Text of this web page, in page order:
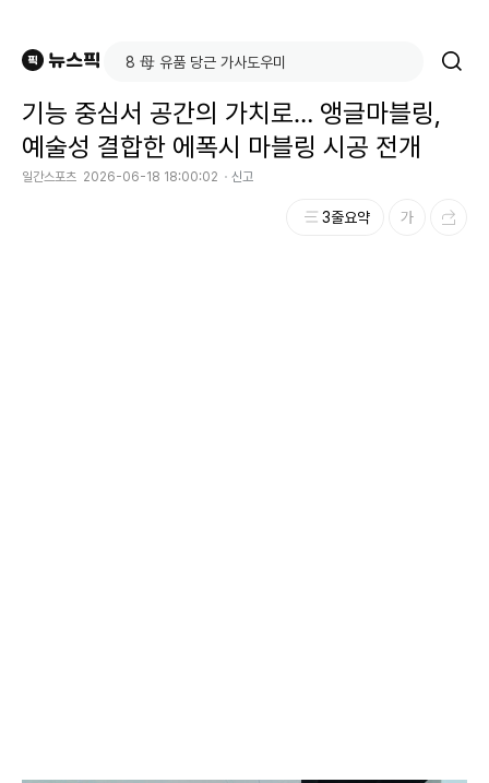
기능 중심서 공간의 가치로… 앵글마블링,
예술성 결합한 에폭시 마블링 시공 전개
일간스포츠 2026-06-18 18:00:02 신고
3줄요약